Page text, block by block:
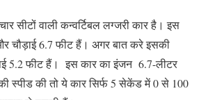
सीटों वाली कन्वर्टिबल लग्जरी कार है। इस
चौड़ाई 6.7 फीट हैं। अगर बात करे इसकी
5.2 फीट हैं। इस कार का इंजन 6.7-लीटर
स्पीड की तो ये कार सिर्फ 5 सेकेंड में 0 से 100